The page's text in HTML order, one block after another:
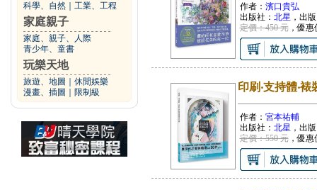
科學、自然 工業、工程
家庭親子
家庭、親子、人際
青少年、童書
玩樂天地
旅遊、地圖
休閒娛樂
漫畫、插圖
限制級
作者： 濱口貴弘
出版社： 北星 ，出
定價：450 元，優惠
印刷‧支持體‧
作者： 宮本祐輔
出版社： 北星 ，出
定價：550 元，優惠